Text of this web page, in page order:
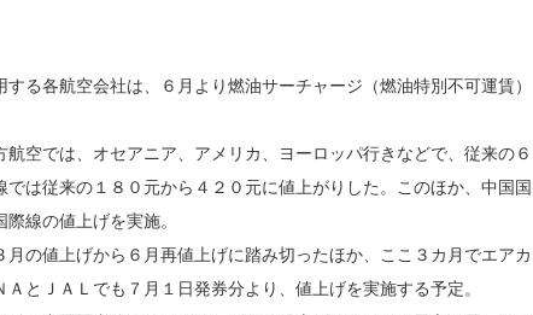
る各航空会社は、６月より燃油サーチャージ（燃油特別不可運賃）
空では、オセアニア、アメリカ、ヨーロッパ行きなどで、従来の６
は従来の１８０元から４２０元に値上がりした。このほか、中国国
線の値上げを実施。
の値上げから６月再値上げに踏み切ったほか、ここ３カ月でエアカ
とＪＡＬでも７月１日発券分より、値上げを実施する予定。